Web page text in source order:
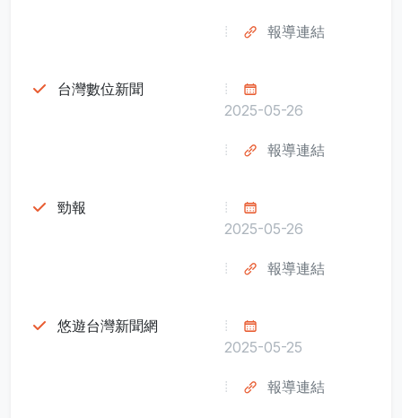
報導連結
台灣數位新聞
2025-05-26
報導連結
勁報
2025-05-26
報導連結
悠遊台灣新聞網
2025-05-25
報導連結